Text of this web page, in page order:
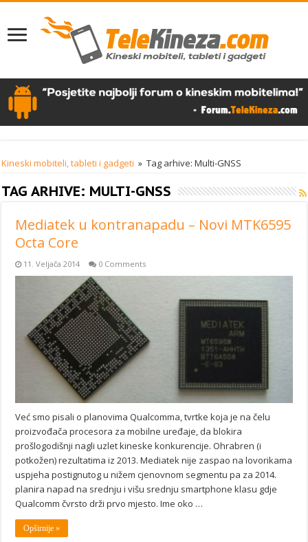
Kineski mobiteli, tableti i gadgeti » Tag arhive: Multi-GNSS
TAG ARHIVE: MULTI-GNSS
Mediatek u kontranapadu – Novi MTK6595
Octa Core
11. Veljača 2014 0 Comments
Već smo pisali o planovima Qualcomma, tvrtke koja je na čelu
proizvođača procesora za mobilne uređaje, da blokira
prošlogodišnji nagli uzlet kineske konkurencije. Ohrabren (i
potkožen) rezultatima iz 2013. Mediatek nije zaspao na lovorikama
uspjeha postignutog u nižem cjenovnom segmentu pa za 2014.
planira napad na srednju i višu srednju smartphone klasu gdje
Qualcomm čvrsto drži prvo mjesto. Ime oko …
Opširnije »